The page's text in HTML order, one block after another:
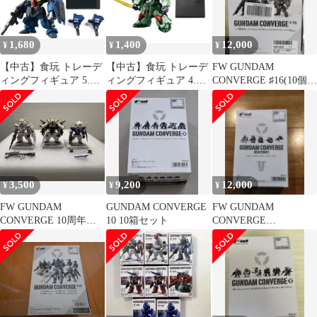
¥ 1,680
【中古】食玩 トレーデ
ィングフィギュア 5.ガ
ンダムMk-II(ティター
ンズカラー)(Revive
Ver.) 「FW GUNDAM
CONVERGE 10周年
#SELECTION 01」
¥ 1,400
【中古】食玩 トレーデ
ィングフィギュア 4.ザ
クIII改(サイコ・プレッ
シャーVer.) 「FW
GUNDAM CONVERGE
10周年 #SELECTION
¥ 12,000
FW GUNDAM
CONVERGE ♯16(10個
入)
¥3,500
FW GUNDAM
CONVERGE 10周年
まとめ ガンダムコン
バージ
¥9,200
GUNDAM CONVERGE
10 10箱セット
¥ 12,000
FW GUNDAM
CONVERGE
SELECTION V 10個入